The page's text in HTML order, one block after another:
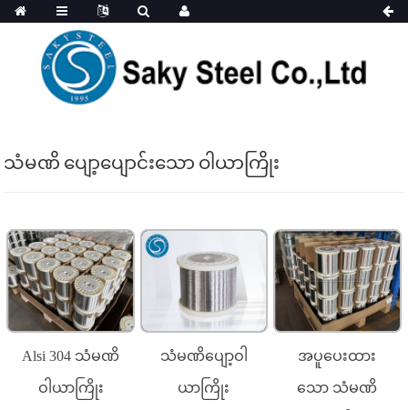
သံမဏိ ပျော့ပျောင်းသော ဝါယာကြိုး
Alsi 304 သံမဏိ
ဝါယာကြိုး
သံမဏိပျော့ဝါ
ယာကြိုး
အပူပေးထား
သော သံမဏိ